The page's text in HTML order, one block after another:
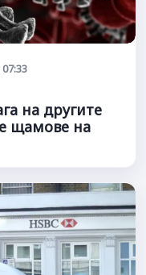
на другите
щамове на